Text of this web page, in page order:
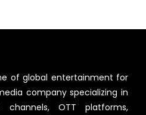
of global entertainment for
company specializing in
channels, OTT platforms,